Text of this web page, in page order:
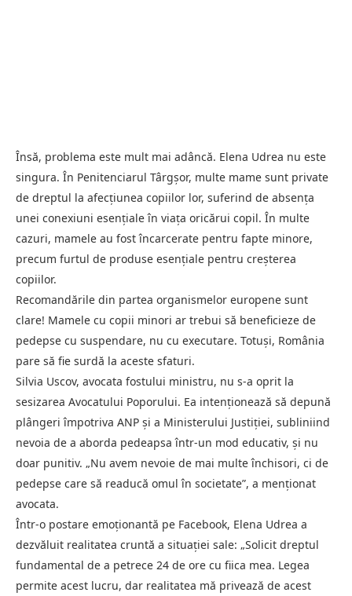
Însă, problema este mult mai adâncă. Elena Udrea nu este
singura. În Penitenciarul Târgșor, multe mame sunt private
de dreptul la afecțiunea copiilor lor, suferind de absența
unei conexiuni esențiale în viața oricărui copil. În multe
cazuri, mamele au fost încarcerate pentru fapte minore,
precum furtul de produse esențiale pentru creșterea
copiilor.
Recomandările din partea organismelor europene sunt
clare! Mamele cu copii minori ar trebui să beneficieze de
pedepse cu suspendare, nu cu executare. Totuși, România
pare să fie surdă la aceste sfaturi.
Silvia Uscov, avocata fostului ministru, nu s-a oprit la
sesizarea Avocatului Poporului. Ea intenționează să depună
plângeri împotriva ANP și a Ministerului Justiției, subliniind
nevoia de a aborda pedeapsa într-un mod educativ, și nu
doar punitiv. „Nu avem nevoie de mai multe închisori, ci de
pedepse care să readucă omul în societate”, a menționat
avocata.
Într-o postare emoționantă pe Facebook, Elena Udrea a
dezvăluit realitatea cruntă a situației sale: „Solicit dreptul
fundamental de a petrece 24 de ore cu fiica mea. Legea
permite acest lucru, dar realitatea mă privează de acest